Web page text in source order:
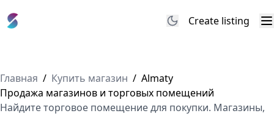
Create listing
Главная / Купить магазин / Almaty
Продажа магазинов и торговых помещений
Найдите торговое помещение для покупки. Магазины,